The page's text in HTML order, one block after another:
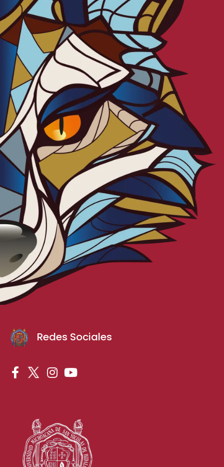
Redes Sociales